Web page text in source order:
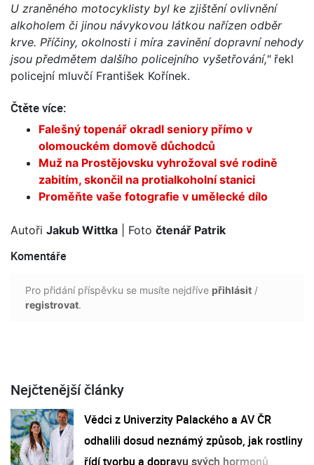
U zraněného motocyklisty byl ke zjištění ovlivnění
alkoholem či jinou návykovou látkou nařízen odběr
krve. Příčiny, okolnosti i míra zavinění dopravní nehody
jsou předmětem dalšího policejního vyšetřování," řekl
policejní mluvčí František Kořínek.
Čtěte více:
Falešný topenář okradl seniory přímo v
olomouckém domově důchodců
Muž na Prostějovsku vyhrožoval své rodině
zabitím, skončil na protialkoholní stanici
Proměňte vaše fotografie v umělecké dílo
Autoři Jakub Wittka | Foto čtenář Patrik
Komentáře
Pro přidání příspěvku se musíte nejdříve přihlásit /
registrovat.
Nejčtenější články
Vědci z Univerzity Palackého a AV ČR
odhalili dosud neznámý způsob, jak rostliny
řídí tvorbu a dopravu svých hormonů